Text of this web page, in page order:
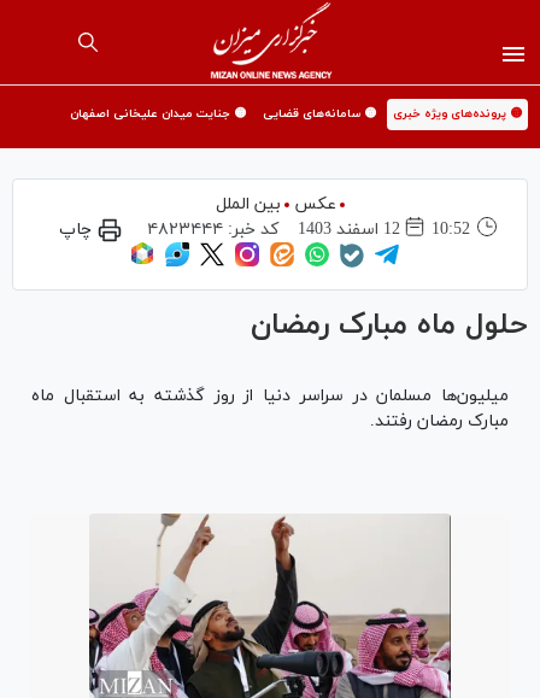
🟡 پرونده‌های ویژه خبری 🟡 سامانه‌های قضایی 🟡 جنایت میدان علیخانی اصفهان
عکس
بین الملل
10:52
12 اسفند 1403 کد خبر:۴۸۲۳۴۴۴ چاپ
حلول ماه مبارک رمضان
میلیون‌ها مسلمان در سراسر دنیا از روز گذشته به استقبال ماه
مبارک رمضان رفتند.